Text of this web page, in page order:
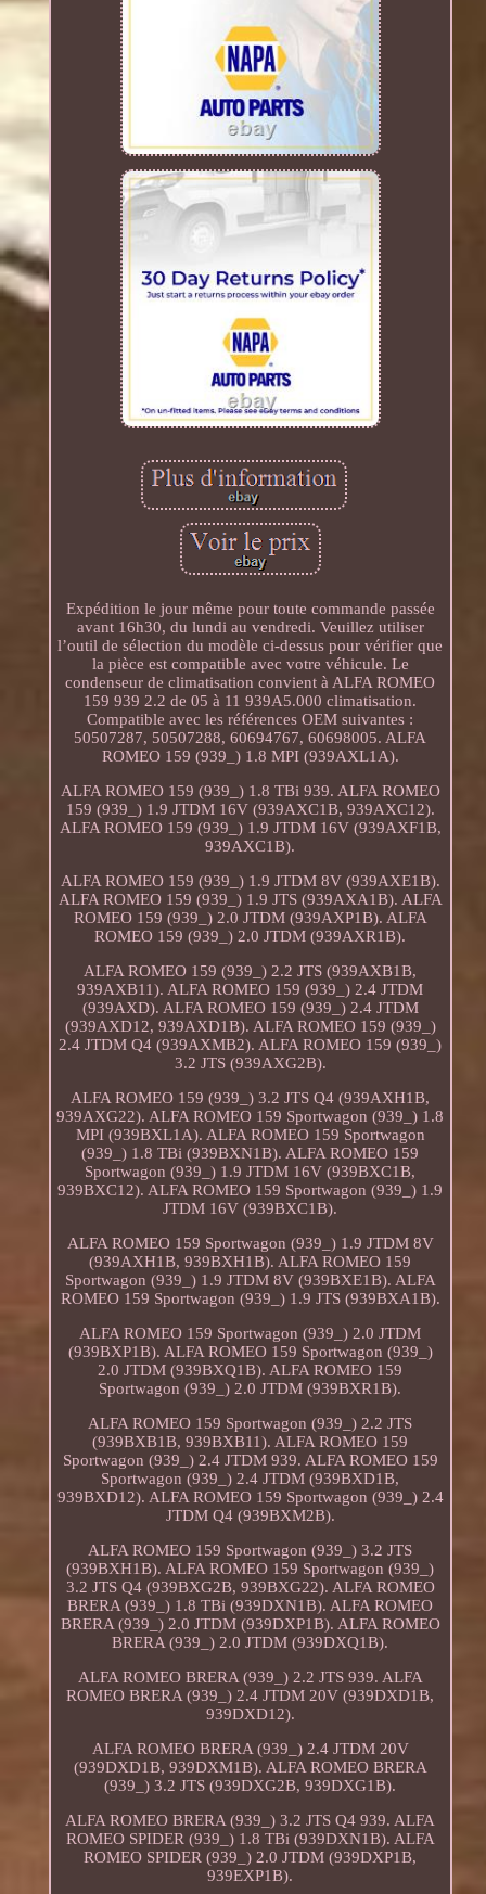
Expédition le jour même pour toute commande passée
avant 16h30, du lundi au vendredi. Veuillez utiliser
l’outil de sélection du modèle ci-dessus pour vérifier que
la pièce est compatible avec votre véhicule. Le
condenseur de climatisation convient à ALFA ROMEO
159 939 2.2 de 05 à 11 939A5.000 climatisation.
Compatible avec les références OEM suivantes :
50507287, 50507288, 60694767, 60698005. ALFA
ROMEO 159 (939_) 1.8 MPI (939AXL1A).
ALFA ROMEO 159 (939_) 1.8 TBi 939. ALFA ROMEO
159 (939_) 1.9 JTDM 16V (939AXC1B, 939AXC12).
ALFA ROMEO 159 (939_) 1.9 JTDM 16V (939AXF1B,
939AXC1B).
ALFA ROMEO 159 (939_) 1.9 JTDM 8V (939AXE1B).
ALFA ROMEO 159 (939_) 1.9 JTS (939AXA1B). ALFA
ROMEO 159 (939_) 2.0 JTDM (939AXP1B). ALFA
ROMEO 159 (939_) 2.0 JTDM (939AXR1B).
ALFA ROMEO 159 (939_) 2.2 JTS (939AXB1B,
939AXB11). ALFA ROMEO 159 (939_) 2.4 JTDM
(939AXD). ALFA ROMEO 159 (939_) 2.4 JTDM
(939AXD12, 939AXD1B). ALFA ROMEO 159 (939_)
2.4 JTDM Q4 (939AXMB2). ALFA ROMEO 159 (939_)
3.2 JTS (939AXG2B).
ALFA ROMEO 159 (939_) 3.2 JTS Q4 (939AXH1B,
939AXG22). ALFA ROMEO 159 Sportwagon (939_) 1.8
MPI (939BXL1A). ALFA ROMEO 159 Sportwagon
(939_) 1.8 TBi (939BXN1B). ALFA ROMEO 159
Sportwagon (939_) 1.9 JTDM 16V (939BXC1B,
939BXC12). ALFA ROMEO 159 Sportwagon (939_) 1.9
JTDM 16V (939BXC1B).
ALFA ROMEO 159 Sportwagon (939_) 1.9 JTDM 8V
(939AXH1B, 939BXH1B). ALFA ROMEO 159
Sportwagon (939_) 1.9 JTDM 8V (939BXE1B). ALFA
ROMEO 159 Sportwagon (939_) 1.9 JTS (939BXA1B).
ALFA ROMEO 159 Sportwagon (939_) 2.0 JTDM
(939BXP1B). ALFA ROMEO 159 Sportwagon (939_)
2.0 JTDM (939BXQ1B). ALFA ROMEO 159
Sportwagon (939_) 2.0 JTDM (939BXR1B).
ALFA ROMEO 159 Sportwagon (939_) 2.2 JTS
(939BXB1B, 939BXB11). ALFA ROMEO 159
Sportwagon (939_) 2.4 JTDM 939. ALFA ROMEO 159
Sportwagon (939_) 2.4 JTDM (939BXD1B,
939BXD12). ALFA ROMEO 159 Sportwagon (939_) 2.4
JTDM Q4 (939BXM2B).
ALFA ROMEO 159 Sportwagon (939_) 3.2 JTS
(939BXH1B). ALFA ROMEO 159 Sportwagon (939_)
3.2 JTS Q4 (939BXG2B, 939BXG22). ALFA ROMEO
BRERA (939_) 1.8 TBi (939DXN1B). ALFA ROMEO
BRERA (939_) 2.0 JTDM (939DXP1B). ALFA ROMEO
BRERA (939_) 2.0 JTDM (939DXQ1B).
ALFA ROMEO BRERA (939_) 2.2 JTS 939. ALFA
ROMEO BRERA (939_) 2.4 JTDM 20V (939DXD1B,
939DXD12).
ALFA ROMEO BRERA (939_) 2.4 JTDM 20V
(939DXD1B, 939DXM1B). ALFA ROMEO BRERA
(939_) 3.2 JTS (939DXG2B, 939DXG1B).
ALFA ROMEO BRERA (939_) 3.2 JTS Q4 939. ALFA
ROMEO SPIDER (939_) 1.8 TBi (939DXN1B). ALFA
ROMEO SPIDER (939_) 2.0 JTDM (939DXP1B,
939EXP1B).